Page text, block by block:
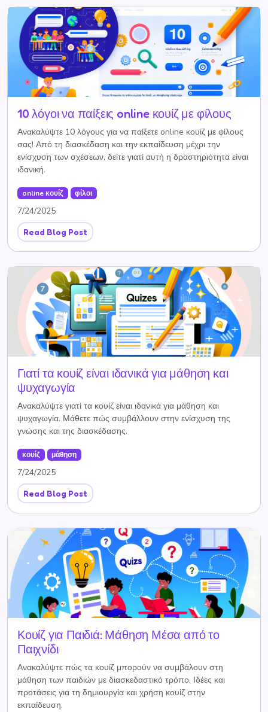
10 λόγοι να παίξεις online κουίζ με φίλους
Ανακαλύψτε 10 λόγους για να παίξετε online κουίζ με φίλους
σας! Από τη διασκέδαση και την εκπαίδευση μέχρι την
ενίσχυση των σχέσεων, δείτε γιατί αυτή η δραστηριότητα είναι
ιδανική.
online κουίζ φίλοι
7/24/2025
Read Blog Post
Γιατί τα κουίζ είναι ιδανικά για μάθηση και
ψυχαγωγία
Ανακαλύψτε γιατί τα κουίζ είναι ιδανικά για μάθηση και
ψυχαγωγία. Μάθετε πώς συμβάλλουν στην ενίσχυση της
γνώσης και της διασκέδασης.
κουίζ μάθηση
7/24/2025
Read Blog Post
Κουίζ για Παιδιά: Μάθηση Μέσα από το
Παιχνίδι
Ανακαλύψτε πώς τα κουίζ μπορούν να συμβάλουν στη
μάθηση των παιδιών με διασκεδαστικό τρόπο. Ιδέες και
προτάσεις για τη δημιουργία και χρήση κουίζ στην
εκπαίδευση.